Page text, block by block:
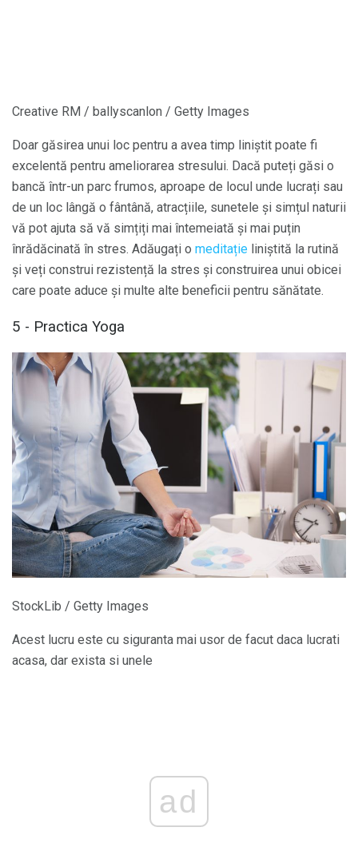
Creative RM / ballyscanlon / Getty Images
Doar găsirea unui loc pentru a avea timp liniștit poate fi
excelentă pentru ameliorarea stresului. Dacă puteți găsi o
bancă într-un parc frumos, aproape de locul unde lucrați sau
de un loc lângă o fântână, atracțiile, sunetele și simțul naturii
vă pot ajuta să vă simțiți mai întemeiată și mai puțin
înrădăcinată în stres. Adăugați o meditație liniștită la rutină
și veți construi rezistență la stres și construirea unui obicei
care poate aduce și multe alte beneficii pentru sănătate.
5 - Practica Yoga
StockLib / Getty Images
Acest lucru este cu siguranta mai usor de facut daca lucrati
acasa, dar exista si unele
ad